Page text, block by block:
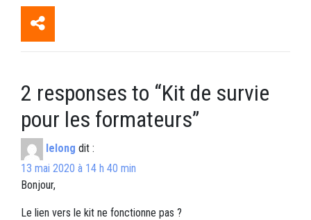
2 responses to “Kit de survie
pour les formateurs”
lelong dit :
13 mai 2020 à 14 h 40 min
Bonjour,
Le lien vers le kit ne fonctionne pas ?